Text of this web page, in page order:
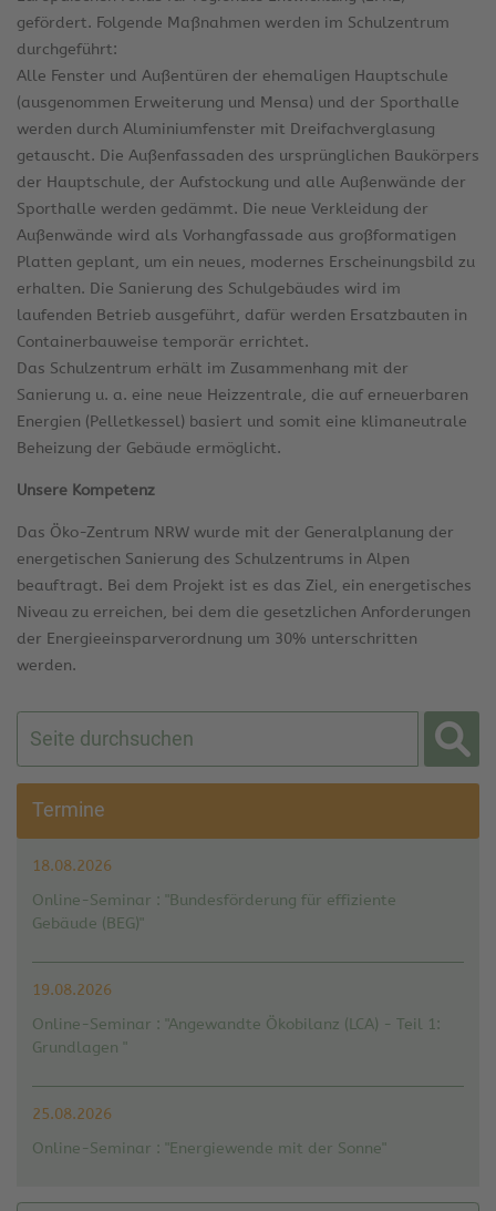
gefördert. Folgende Maßnahmen werden im Schulzentrum
durchgeführt:
Alle Fenster und Außentüren der ehemaligen Hauptschule
(ausgenommen Erweiterung und Mensa) und der Sporthalle
werden durch Aluminiumfenster mit Dreifachverglasung
getauscht. Die Außenfassaden des ursprünglichen Baukörpers
der Hauptschule, der Aufstockung und alle Außenwände der
Sporthalle werden gedämmt. Die neue Verkleidung der
Außenwände wird als Vorhangfassade aus großformatigen
Platten geplant, um ein neues, modernes Erscheinungsbild zu
erhalten. Die Sanierung des Schulgebäudes wird im
laufenden Betrieb ausgeführt, dafür werden Ersatzbauten in
Containerbauweise temporär errichtet.
Das Schulzentrum erhält im Zusammenhang mit der
Sanierung u. a. eine neue Heizzentrale, die auf erneuerbaren
Energien (Pelletkessel) basiert und somit eine klimaneutrale
Beheizung der Gebäude ermöglicht.
Unsere Kompetenz
Das Öko-Zentrum NRW wurde mit der Generalplanung der
energetischen Sanierung des Schulzentrums in Alpen
beauftragt. Bei dem Projekt ist es das Ziel, ein energetisches
Niveau zu erreichen, bei dem die gesetzlichen Anforderungen
der Energieeinsparverordnung um 30% unterschritten
werden.
Termine
18.08.2026
Online-Seminar : "Bundesförderung für effiziente
Gebäude (BEG)"
19.08.2026
Online-Seminar : "Angewandte Ökobilanz (LCA) - Teil 1:
Grundlagen "
25.08.2026
Online-Seminar : "Energiewende mit der Sonne"